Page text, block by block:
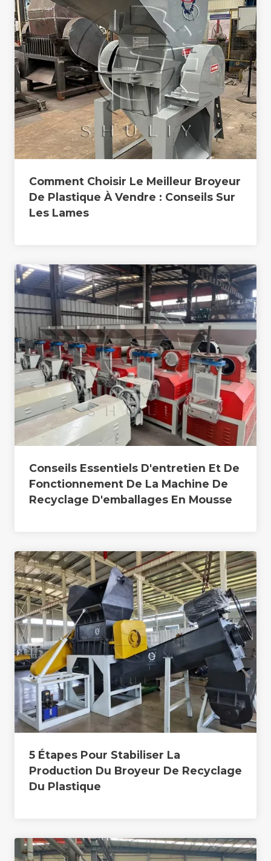
Comment Choisir Le Meilleur Broyeur
De Plastique À Vendre : Conseils Sur
Les Lames
Conseils Essentiels D'entretien Et De
Fonctionnement De La Machine De
Recyclage D'emballages En Mousse
5 Étapes Pour Stabiliser La
Production Du Broyeur De Recyclage
Du Plastique